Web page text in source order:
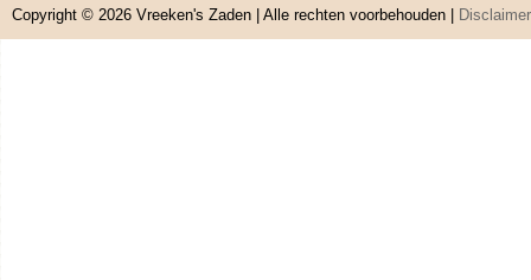
Copyright © 2026 Vreeken's Zaden | Alle rechten voorbehouden | Disclaimer